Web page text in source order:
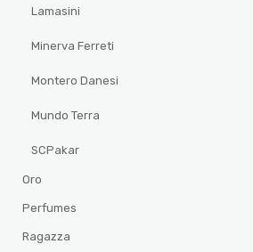
Lamasini
Minerva Ferreti
Montero Danesi
Mundo Terra
SCPakar
Oro
Perfumes
Ragazza